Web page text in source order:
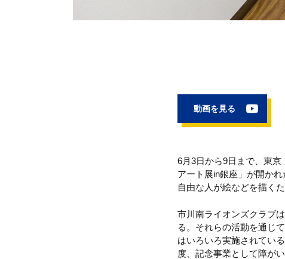
動画を見る
6月3日から9日まで、東
アート展in銀座」が開か
自由な人が絵などを描く
市川南ライオンズクラブ
る。それらの活動を通じ
はいろいろ実施されてい
度、記念事業として障が